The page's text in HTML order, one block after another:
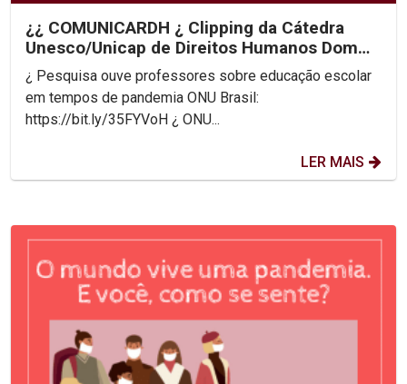
¿¿ COMUNICARDH ¿ Clipping da Cátedra
Unesco/Unicap de Direitos Humanos Dom
Helder Camara
¿ Pesquisa ouve professores sobre educação escolar
em tempos de pandemia ONU Brasil:
https://bit.ly/35FYVoH ¿ ONU...
LER MAIS